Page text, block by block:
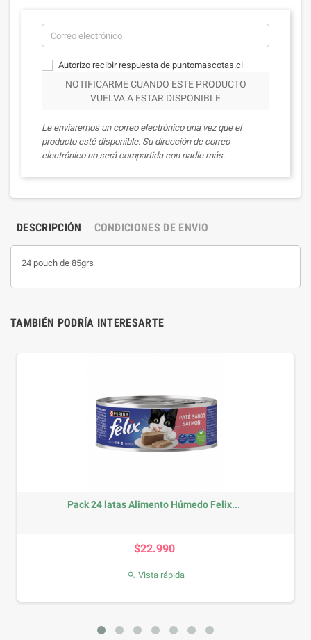
Autorizo recibir respuesta de puntomascotas.cl
NOTIFICARME CUANDO ESTE PRODUCTO
VUELVA A ESTAR DISPONIBLE
Le enviaremos un correo electrónico una vez que el
producto esté disponible. Su dirección de correo
electrónico no será compartida con nadie más.
DESCRIPCIÓN CONDICIONES DE ENVIO
24 pouch de 85grs
TAMBIÉN PODRÍA INTERESARTE
24 latas Alimento Húmedo Felix...